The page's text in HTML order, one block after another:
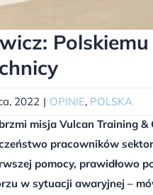
2022 | OPINIE, POLSKA
misja Vulcan Training
pracowników
pomocy, prawidłowo
w sytuacji awaryjnej –